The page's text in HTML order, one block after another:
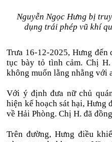
Nguyễn Ngọc Hưng bị
dụng trái phép vũ khí
Trưa 16-12-2025, Hưng đến
tục bày tỏ tình cảm. Chị
không muốn lằng nhằng với
Với ý định đưa nữ chủ
hiện kế hoạch sát hại, Hưng
về Hải Phòng. Chị H. đã
Trên đường, Hưng điều